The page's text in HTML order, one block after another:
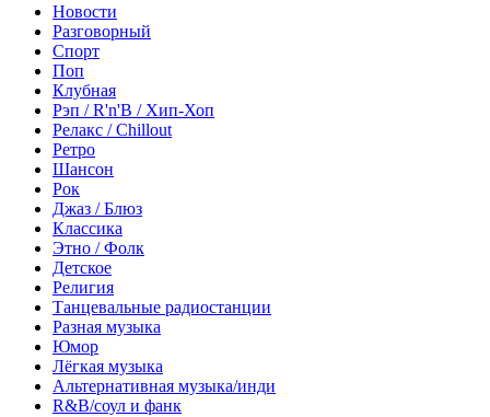
Новости
Разговорный
Спорт
Поп
Клубная
Рэп / R'n'B / Хип-Хоп
Релакс / Chillout
Ретро
Шансон
Рок
Джаз / Блюз
Классика
Этно / Фолк
Детское
Религия
Танцевальные радиостанции
Разная музыка
Юмор
Лёгкая музыка
Альтернативная музыка/инди
R&B/cоул и фанк